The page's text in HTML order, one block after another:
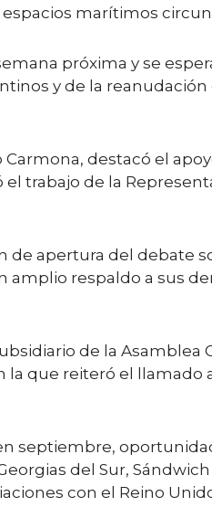
espacios marítimos
próxima y se
y de la
destacó el
trabajo de la
de apertura del debate
respaldo a sus
de la Asamblea
que reiteró el llamado
septiembre,
del Sur,
con el Reino